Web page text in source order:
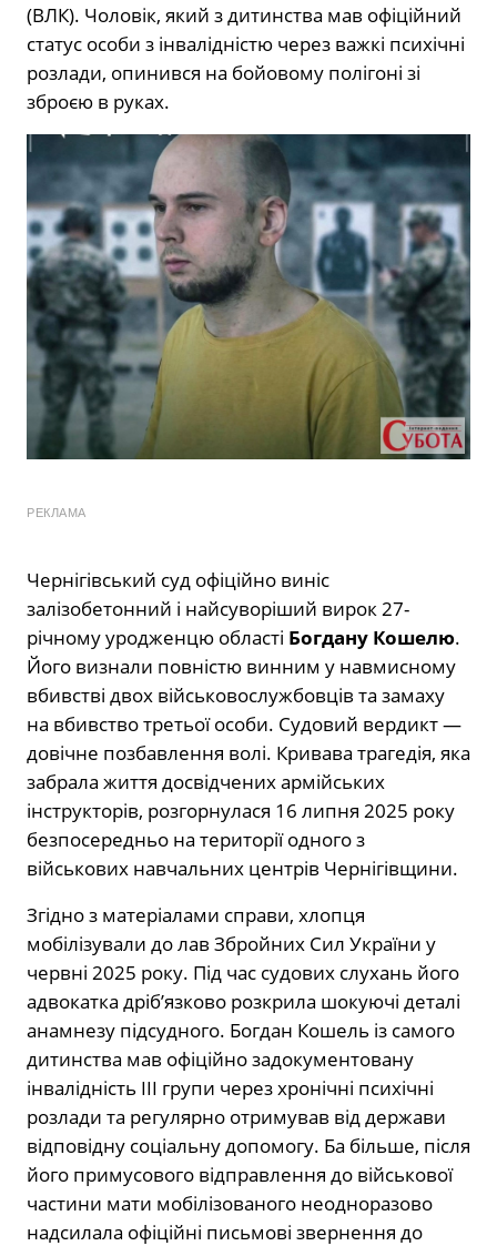
(ВЛК). Чоловік, який з дитинства мав офіційний
статус особи з інвалідністю через важкі психічні
розлади, опинився на бойовому полігоні зі
зброєю в руках.
РЕКЛАМА
Чернігівський суд офіційно виніс
залізобетонний і найсуворіший вирок 27-
річному уродженцю області Богдану Кошелю.
Його визнали повністю винним у навмисному
вбивстві двох військовослужбовців та замаху
на вбивство третьої особи. Судовий вердикт —
довічне позбавлення волі. Кривава трагедія, яка
забрала життя досвідчених армійських
інструкторів, розгорнулася 16 липня 2025 року
безпосередньо на території одного з
військових навчальних центрів Чернігівщини.
Згідно з матеріалами справи, хлопця
мобілізували до лав Збройних Сил України у
червні 2025 року. Під час судових слухань його
адвокатка дріб’язково розкрила шокуючі деталі
анамнезу підсудного. Богдан Кошель із самого
дитинства мав офіційно задокументовану
інвалідність ІІІ групи через хронічні психічні
розлади та регулярно отримував від держави
відповідну соціальну допомогу. Ба більше, після
його примусового відправлення до військової
частини мати мобілізованого неодноразово
надсилала офіційні письмові звернення до